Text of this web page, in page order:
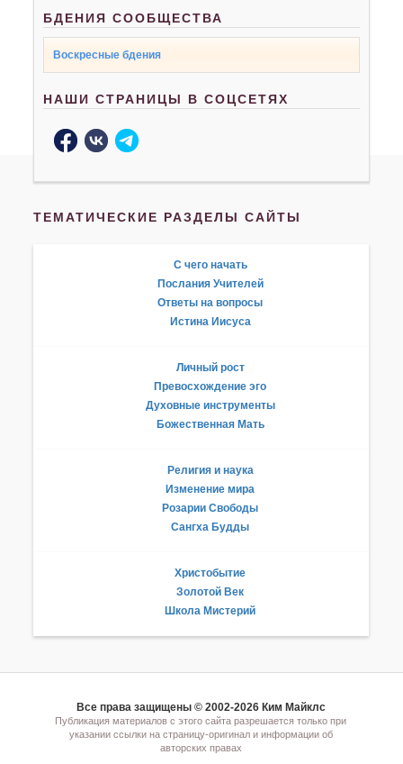
БДЕНИЯ СООБЩЕСТВА
Воскресные бдения
НАШИ СТРАНИЦЫ В СОЦСЕТЯХ
ТЕМАТИЧЕСКИЕ РАЗДЕЛЫ САЙТЫ
С чего начать
Послания Учителей
Ответы на вопросы
Истина Иисуса
Личный рост
Превосхождение эго
Духовные инструменты
Божественная Мать
Религия и наука
Изменение мира
Розарии Свободы
Сангха Будды
Христобытие
Золотой Век
Школа Мистерий
Все права защищены © 2002-2026 Ким Майклс
Публикация материалов с этого сайта разрешается только при
указании ссылки на страницу-оригинал и информации об
авторских правах